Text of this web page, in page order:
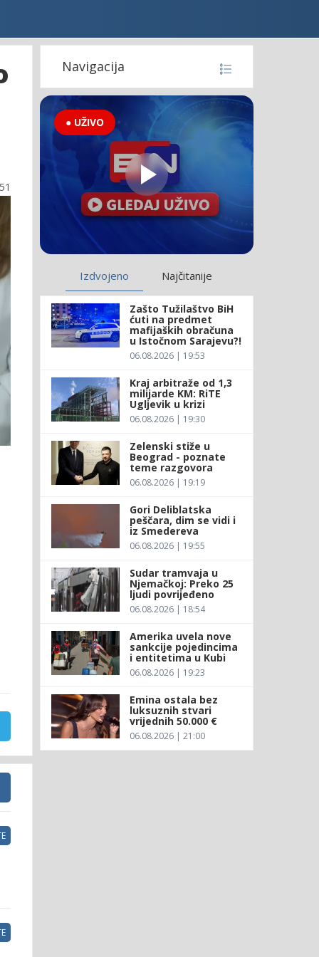
Navigacija
● UŽIVO
Izdvojeno Najčitanije
Zašto Tužilaštvo BiH
ćuti na predmet
mafijaških obračuna
u Istočnom Sarajevu?!
06.08.2026 | 19:53
Kraj arbitraže od 1,3
milijarde KM: RiTE
Ugljevik u krizi
06.08.2026 | 19:30
Zelenski stiže u
Beograd - poznate
teme razgovora
06.08.2026 | 19:19
Gori Deliblatska
peščara, dim se vidi i
iz Smedereva
06.08.2026 | 19:55
Sudar tramvaja u
Njemačkoj: Preko 25
ljudi povrijeđeno
06.08.2026 | 18:54
Amerika uvela nove
sankcije pojedincima
i entitetima u Kubi
06.08.2026 | 19:23
Emina ostala bez
luksuznih stvari
vrijednih 50.000 €
06.08.2026 | 21:00